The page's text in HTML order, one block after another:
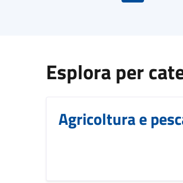
Titolo
Esplora per
Agricoltura e